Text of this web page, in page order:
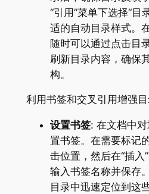
“引用”菜单下选择“目
适的自动目录样式。
随时可以通过点击目
刷新目录内容，确保
构。
利用书签和交叉引用增强
设置书签: 在文档中
置书签。在需要标记
击位置，然后在“插入
输入书签名称并保存
目录中迅速定位到这